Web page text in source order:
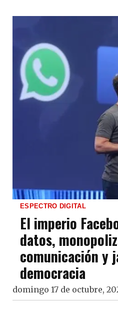
ESPECTRO DIGITAL
El imperio
datos,
comunicación y
democracia
domingo 17 de octubre,